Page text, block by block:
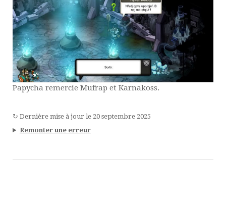
Papycha remercie Mufrap et Karnakoss.
↻ Dernière mise à jour le 20 septembre 2025
Remonter une erreur